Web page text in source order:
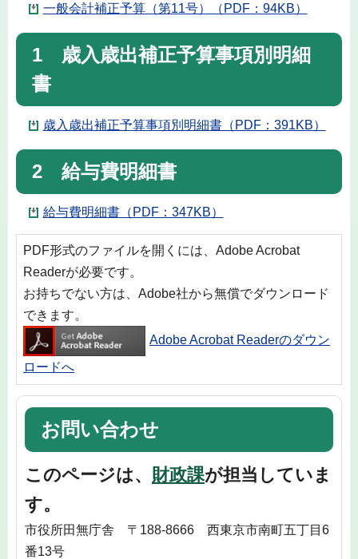
一般会計補正予算（第11号）（PDF：94KB）
1 歳入歳出補正予算事項別明細
書
歳入歳出補正予算事項別明細書（PDF：391KB）
2 給与費明細書
給与費明細書（PDF：347KB）
PDF形式のファイルを開くには、Adobe Acrobat
Readerが必要です。
お持ちでない方は、Adobe社から無償でダウンロード
できます。
Adobe Acrobat Readerのダウン
ロードへ
お問い合わせ
このページは、 財政課が担当していま
す。
市役所田無庁舎 〒188-8666 西東京市南町五丁目6
番13号